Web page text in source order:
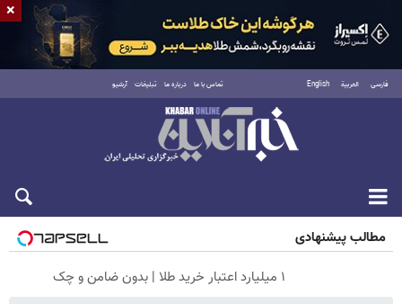
فارسی العربية English تماس با ما درباره ما تبلیغات آرشیو
پنجشنبه ۱۵ مرداد ۱۴۰۵
مطالب پیشنهادی
۱ میلیارد اعتبار خرید طلا | بدون ضامن و چک
×